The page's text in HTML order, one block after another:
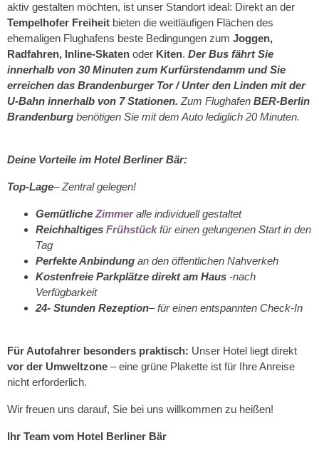
aktiv gestalten möchten, ist unser Standort ideal: Direkt an der
Tempelhofer Freiheit bieten die weitläufigen Flächen des
ehemaligen Flughafens beste Bedingungen zum Joggen,
Radfahren, Inline-Skaten oder Kiten. Der Bus fährt Sie
innerhalb von 30 Minuten zum Kurfürstendamm und Sie
erreichen das Brandenburger Tor / Unter den Linden mit der
U-Bahn innerhalb von 7 Stationen. Zum Flughafen BER-Berlin
Brandenburg benötigen Sie mit dem Auto lediglich 20 Minuten.
Deine Vorteile im Hotel Berliner Bär:
Top-Lage– Zentral gelegen!
Gemütliche Zimmer alle individuell gestaltet
Reichhaltiges Frühstückfür einen gelungenen Start in den
Tag
Perfekte Anbindung an den öffentlichen Nahverkeh
Kostenfreie Parkplätze direkt am Haus -nach
Verfügbarkeit
24- Stunden Rezeption– für einen entspannten Check-In
Für Autofahrer besonders praktisch: Unser Hotel liegt direkt
vor der Umweltzone – eine grüne Plakette ist für Ihre Anreise
nicht erforderlich.
Wir freuen uns darauf, Sie bei uns willkommen zu heißen!
Ihr Team vom Hotel Berliner Bär